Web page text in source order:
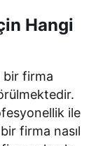
Hangi
bir firma
ile
firma nasıl